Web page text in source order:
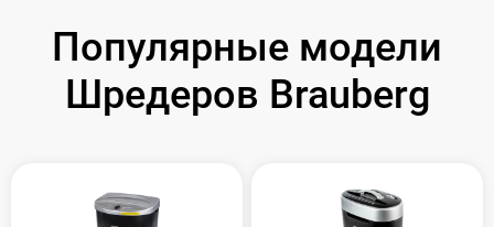
Популярные модели
Шредеров Brauberg